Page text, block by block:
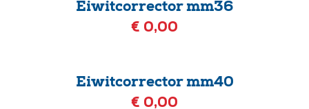
Eiwitcorrector mm36
€ 0,00
Eiwitcorrector mm40
€ 0,00